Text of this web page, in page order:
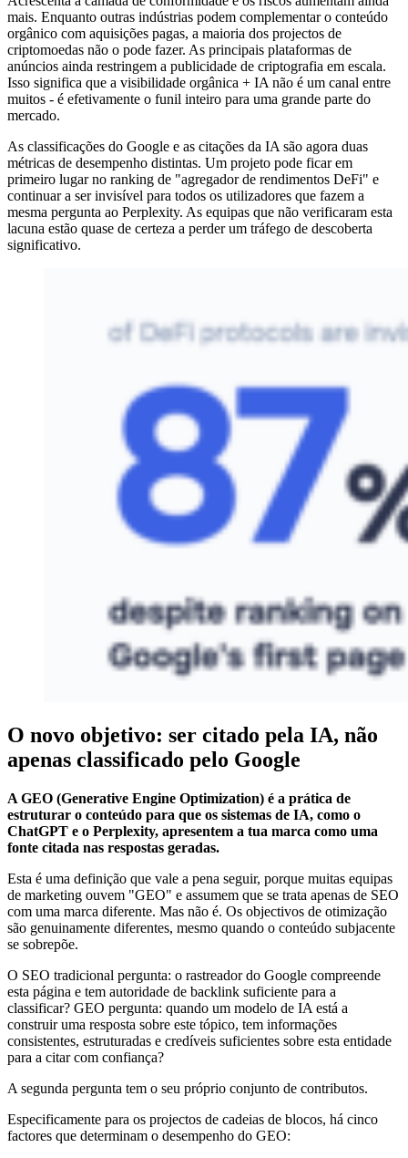
mais. Enquanto outras indústrias podem complementar o conteúdo
orgânico com aquisições pagas, a maioria dos projectos de
criptomoedas não o pode fazer. As principais plataformas de
anúncios ainda restringem a publicidade de criptografia em escala.
Isso significa que a visibilidade orgânica + IA não é um canal entre
muitos - é efetivamente o funil inteiro para uma grande parte do
mercado.
As classificações do Google e as citações da IA são agora duas
métricas de desempenho distintas. Um projeto pode ficar em
primeiro lugar no ranking de "agregador de rendimentos DeFi" e
continuar a ser invisível para todos os utilizadores que fazem a
mesma pergunta ao Perplexity. As equipas que não verificaram esta
lacuna estão quase de certeza a perder um tráfego de descoberta
significativo.
O novo objetivo: ser citado pela IA, não
apenas classificado pelo Google
A GEO (Generative Engine Optimization) é a prática de
estruturar o conteúdo para que os sistemas de IA, como o
ChatGPT e o Perplexity, apresentem a tua marca como uma
fonte citada nas respostas geradas.
Esta é uma definição que vale a pena seguir, porque muitas equipas
de marketing ouvem "GEO" e assumem que se trata apenas de SEO
com uma marca diferente. Mas não é. Os objectivos de otimização
são genuinamente diferentes, mesmo quando o conteúdo subjacente
se sobrepõe.
O SEO tradicional pergunta: o rastreador do Google compreende
esta página e tem autoridade de backlink suficiente para a
classificar? GEO pergunta: quando um modelo de IA está a
construir uma resposta sobre este tópico, tem informações
consistentes, estruturadas e credíveis suficientes sobre esta entidade
para a citar com confiança?
A segunda pergunta tem o seu próprio conjunto de contributos.
Especificamente para os projectos de cadeias de blocos, há cinco
factores que determinam o desempenho do GEO: